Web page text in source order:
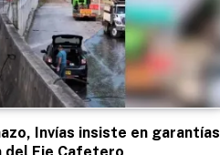
Invías insiste en garantías